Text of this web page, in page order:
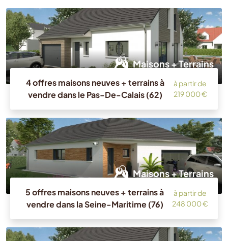
Maisons + Terrains
4 offres maisons neuves + terrains à
vendre dans le Pas-De-Calais (62)
à partir de
219 000 €
Maisons + Terrains
5 offres maisons neuves + terrains à
vendre dans la Seine-Maritime (76)
à partir de
248 000 €